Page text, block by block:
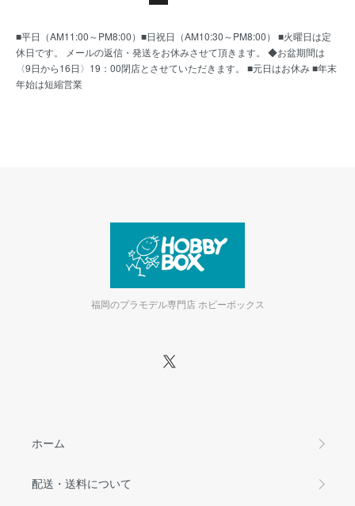
■平日（AM11:00～PM8:00）■日祝日（AM10:30～PM8:00） ■火曜日は定
休日です。 メールの返信・発送をお休みさせて頂きます。 ◆お盆期間は
〈9日から16日〉19：00閉店とさせていただきます。 ■元日はお休み ■年末
年始は短縮営業
福岡のプラモデル専門店 ホビーボックス
ホーム
配送・送料について